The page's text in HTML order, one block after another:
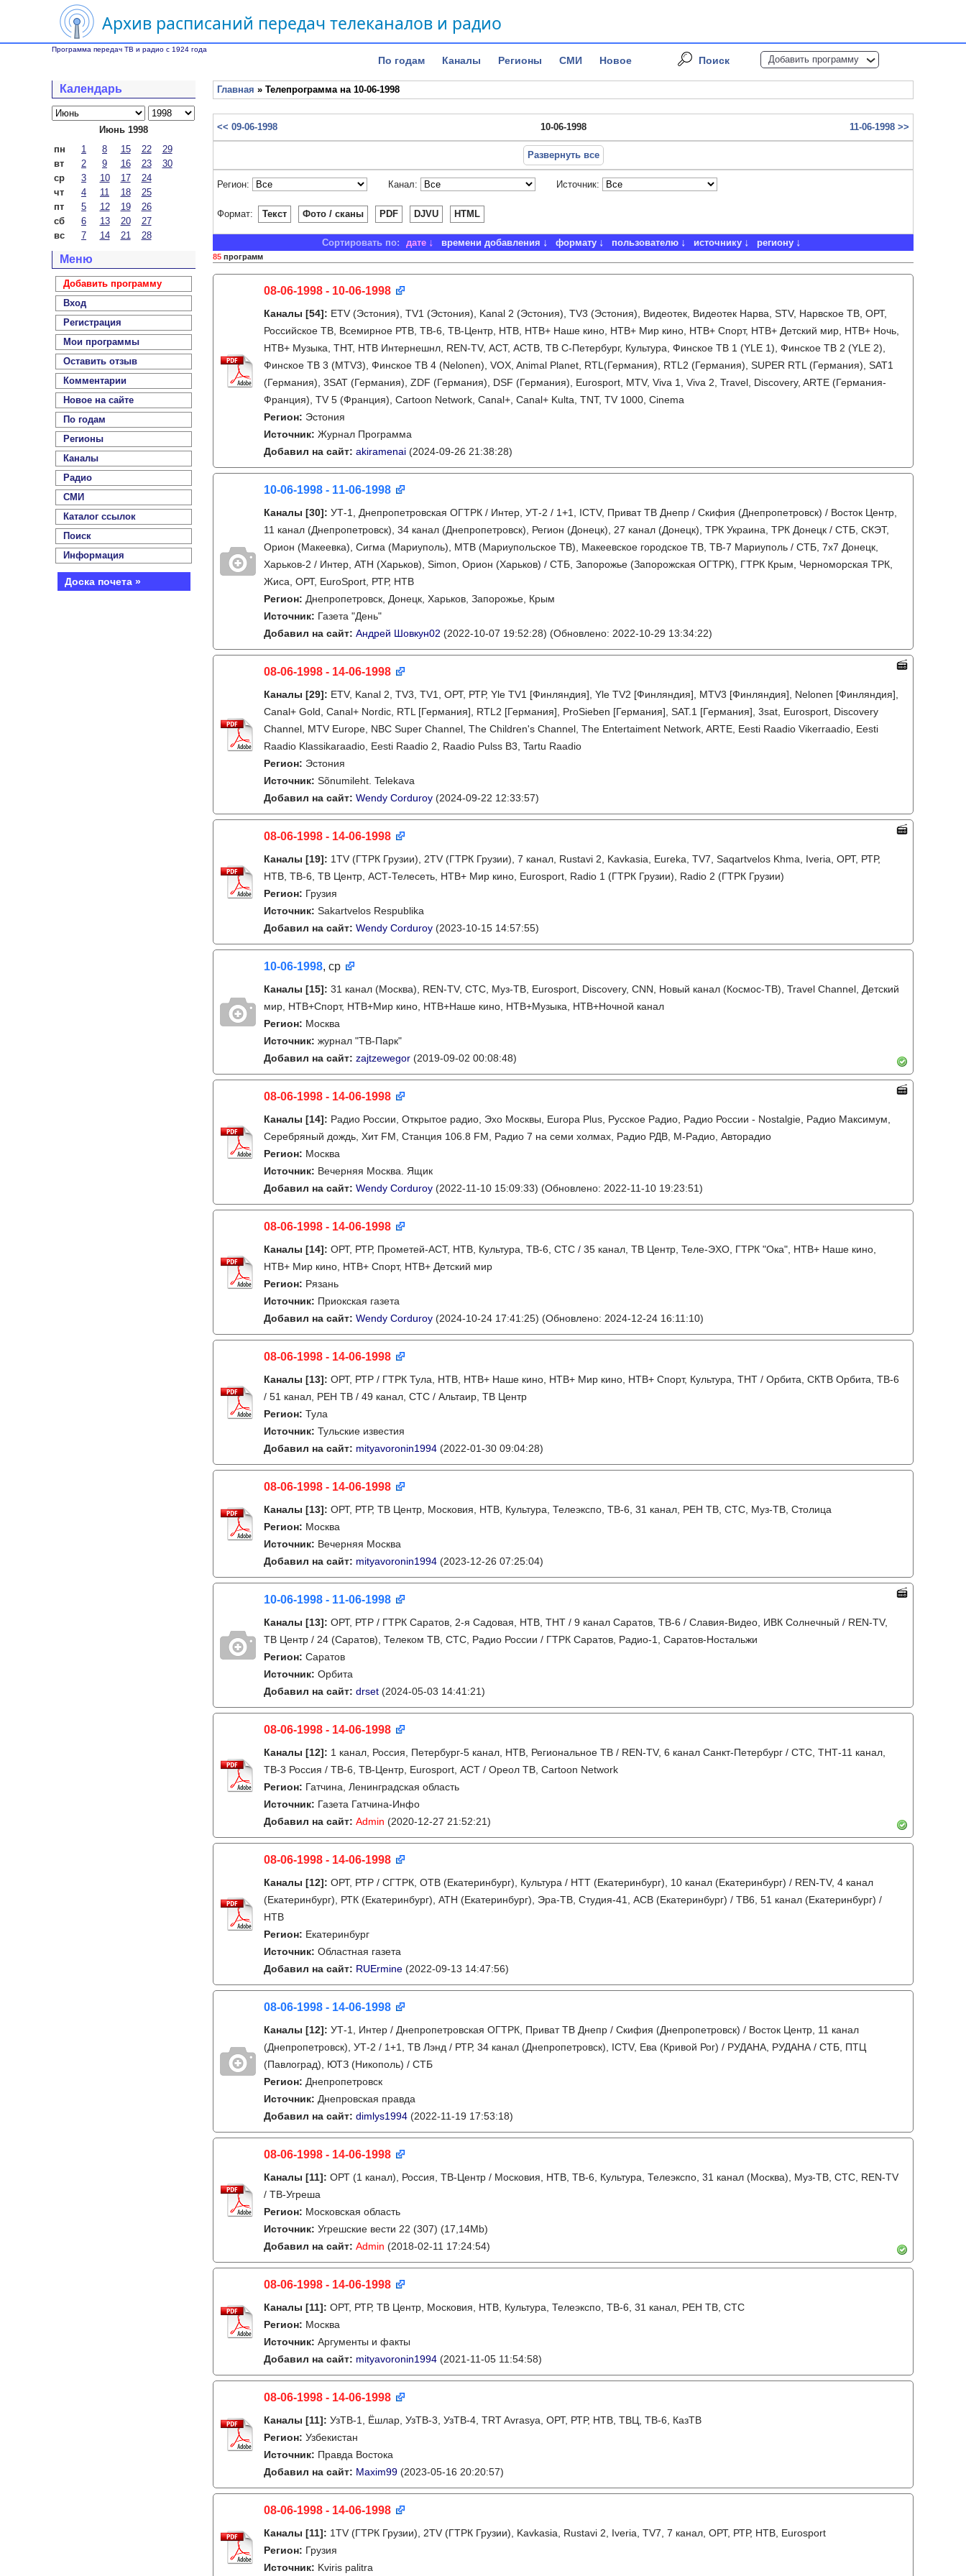
Архив расписаний передач телеканалов и радио
Программа передач ТВ и радио с 1924 года
По годам Каналы Регионы СМИ Новое Поиск Добавить программу
Календарь
Июнь 1998
пн
1 8 15 22
29
вт
2 9 16 23
30
ср
3 10 17
24
чт
4 11 18
25
пт
5 12 19
26
сб
6 13 20
27
вс
7 14 21 28
Меню
Добавить программу
Вход
Регистрация
Мои программы
Оставить отзыв
Комментарии
Новое на сайте
По годам
Регионы
Каналы
Радио
СМИ
Каталог ссылок
Поиск
Информация
Доска почета »
Главная » Телепрограмма на 10-06-1998
<< 09-06-1998 10-06-1998 11-06-1998 >>
Развернуть все
Регион: Канал: Источник:
Формат: Текст Фото / сканы PDF DJVU HTML
Сортировать по: дате времени добавления формату пользователю источнику региону
85 программ
08-06-1998 - 10-06-1998
Каналы [54]: ETV (Эстония), TV1 (Эстония), Kanal 2 (Эстония), TV3 (Эстония), Видеотек, Видеотек Нарва, STV, Нарвское ТВ, ОРТ,
Российское ТВ, Всемирное РТВ, ТВ-6, ТВ-Центр, НТВ, НТВ+ Наше кино, НТВ+ Мир кино, НТВ+ Спорт, НТВ+ Детский мир, НТВ+ Ночь,
НТВ+ Музыка, ТНТ, НТВ Интернешнл, REN-TV, АСТ, АСТВ, ТВ С-Петербург, Культура, Финское ТВ 1 (YLE 1), Финское ТВ 2 (YLE 2),
Финское ТВ 3 (MTV3), Финское ТВ 4 (Nelonen), VOX, Animal Planet, RTL(Германия), RTL2 (Германия), SUPER RTL (Германия), SAT1
(Германия), 3SAT (Германия), ZDF (Германия), DSF (Германия), Eurosport, MTV, Viva 1, Viva 2, Travel, Discovery, ARTE (Германия-
Франция), TV 5 (Франция), Cartoon Network, Canal+, Canal+ Kulta, TNT, TV 1000, Cinema
Регион: Эстония
Источник: Журнал Программа
Добавил на сайт: akiramenai (2024-09-26 21:38:28)
10-06-1998 - 11-06-1998
Каналы [30]: УТ-1, Днепропетровская ОГТРК / Интер, УТ-2 / 1+1, ICTV, Приват ТВ Днепр / Скифия (Днепропетровск) / Восток Центр,
11 канал (Днепропетровск), 34 канал (Днепропетровск), Регион (Донецк), 27 канал (Донецк), ТРК Украина, ТРК Донецк / СТБ, СКЭТ,
Орион (Макеевка), Сигма (Мариуполь), МТВ (Мариупольское ТВ), Макеевское городское ТВ, ТВ-7 Мариуполь / СТБ, 7x7 Донецк,
Харьков-2 / Интер, АТН (Харьков), Simon, Орион (Харьков) / СТБ, Запорожье (Запорожская ОГТРК), ГТРК Крым, Черноморская ТРК,
Жиса, ОРТ, EuroSport, РТР, НТВ
Регион: Днепропетровск, Донецк, Харьков, Запорожье, Крым
Источник: Газета "День"
Добавил на сайт: Андрей Шовкун02 (2022-10-07 19:52:28) (Обновлено: 2022-10-29 13:34:22)
08-06-1998 - 14-06-1998
Каналы [29]: ETV, Kanal 2, TV3, TV1, ОРТ, РТР, Yle TV1 [Финляндия], Yle TV2 [Финляндия], MTV3 [Финляндия], Nelonen [Финляндия],
Canal+ Gold, Canal+ Nordic, RTL [Германия], RTL2 [Германия], ProSieben [Германия], SAT.1 [Германия], 3sat, Eurosport, Discovery
Channel, MTV Europe, NBC Super Channel, The Children's Channel, The Entertaiment Network, ARTE, Eesti Raadio Vikerraadio, Eesti
Raadio Klassikaraadio, Eesti Raadio 2, Raadio Pulss B3, Tartu Raadio
Регион: Эстония
Источник: Sõnumileht. Telekava
Добавил на сайт: Wendy Corduroy (2024-09-22 12:33:57)
08-06-1998 - 14-06-1998
Каналы [19]: 1TV (ГТРК Грузии), 2TV (ГТРК Грузии), 7 канал, Rustavi 2, Kavkasia, Eureka, TV7, Saqartvelos Khma, Iveria, ОРТ, РТР,
НТВ, ТВ-6, ТВ Центр, АСТ-Телесеть, НТВ+ Мир кино, Eurosport, Radio 1 (ГТРК Грузии), Radio 2 (ГТРК Грузии)
Регион: Грузия
Источник: Sakartvelos Respublika
Добавил на сайт: Wendy Corduroy (2023-10-15 14:57:55)
10-06-1998, ср
Каналы [15]: 31 канал (Москва), REN-TV, СТС, Муз-ТВ, Eurosport, Discovery, CNN, Новый канал (Космос-ТВ), Travel Channel, Детский
мир, НТВ+Спорт, НТВ+Мир кино, НТВ+Наше кино, НТВ+Музыка, НТВ+Ночной канал
Регион: Москва
Источник: журнал "ТВ-Парк"
Добавил на сайт: zajtzewegor (2019-09-02 00:08:48)
08-06-1998 - 14-06-1998
Каналы [14]: Радио России, Открытое радио, Эхо Москвы, Europa Plus, Русское Радио, Радио России - Nostalgie, Радио Максимум,
Серебряный дождь, Хит FM, Станция 106.8 FM, Радио 7 на семи холмах, Радио РДВ, М-Радио, Авторадио
Регион: Москва
Источник: Вечерняя Москва. Ящик
Добавил на сайт: Wendy Corduroy (2022-11-10 15:09:33) (Обновлено: 2022-11-10 19:23:51)
08-06-1998 - 14-06-1998
Каналы [14]: ОРТ, РТР, Прометей-АСТ, НТВ, Культура, ТВ-6, СТС / 35 канал, ТВ Центр, Теле-ЭХО, ГТРК "Ока", НТВ+ Наше кино,
НТВ+ Мир кино, НТВ+ Спорт, НТВ+ Детский мир
Регион: Рязань
Источник: Приокская газета
Добавил на сайт: Wendy Corduroy (2024-10-24 17:41:25) (Обновлено: 2024-12-24 16:11:10)
08-06-1998 - 14-06-1998
Каналы [13]: ОРТ, РТР / ГТРК Тула, НТВ, НТВ+ Наше кино, НТВ+ Мир кино, НТВ+ Спорт, Культура, ТНТ / Орбита, СКТВ Орбита, ТВ-6
/ 51 канал, РЕН ТВ / 49 канал, СТС / Альтаир, ТВ Центр
Регион: Тула
Источник: Тульские известия
Добавил на сайт: mityavoronin1994 (2022-01-30 09:04:28)
08-06-1998 - 14-06-1998
Каналы [13]: ОРТ, РТР, ТВ Центр, Московия, НТВ, Культура, Телеэкспо, ТВ-6, 31 канал, РЕН ТВ, СТС, Муз-ТВ, Столица
Регион: Москва
Источник: Вечерняя Москва
Добавил на сайт: mityavoronin1994 (2023-12-26 07:25:04)
10-06-1998 - 11-06-1998
Каналы [13]: ОРТ, РТР / ГТРК Саратов, 2-я Садовая, НТВ, ТНТ / 9 канал Саратов, ТВ-6 / Славия-Видео, ИВК Солнечный / REN-TV,
ТВ Центр / 24 (Саратов), Телеком ТВ, СТС, Радио России / ГТРК Саратов, Радио-1, Саратов-Ностальжи
Регион: Саратов
Источник: Орбита
Добавил на сайт: drset (2024-05-03 14:41:21)
08-06-1998 - 14-06-1998
Каналы [12]: 1 канал, Россия, Петербург-5 канал, НТВ, Региональное ТВ / REN-TV, 6 канал Санкт-Петербург / СТС, ТНТ-11 канал,
ТВ-3 Россия / ТВ-6, ТВ-Центр, Eurosport, АСТ / Ореол ТВ, Cartoon Network
Регион: Гатчина, Ленинградская область
Источник: Газета Гатчина-Инфо
Добавил на сайт: Admin (2020-12-27 21:52:21)
08-06-1998 - 14-06-1998
Каналы [12]: ОРТ, РТР / СГТРК, ОТВ (Екатеринбург), Культура / НТТ (Екатеринбург), 10 канал (Екатеринбург) / REN-TV, 4 канал
(Екатеринбург), РТК (Екатеринбург), АТН (Екатеринбург), Эра-ТВ, Студия-41, АСВ (Екатеринбург) / ТВ6, 51 канал (Екатеринбург) /
НТВ
Регион: Екатеринбург
Источник: Областная газета
Добавил на сайт: RUErmine (2022-09-13 14:47:56)
08-06-1998 - 14-06-1998
Каналы [12]: УТ-1, Интер / Днепропетровская ОГТРК, Приват ТВ Днепр / Скифия (Днепропетровск) / Восток Центр, 11 канал
(Днепропетровск), УТ-2 / 1+1, ТВ Лэнд / РТР, 34 канал (Днепропетровск), ICTV, Ева (Кривой Рог) / РУДАНА, РУДАНА / СТБ, ПТЦ
(Павлоград), ЮТЗ (Никополь) / СТБ
Регион: Днепропетровск
Источник: Днепровская правда
Добавил на сайт: dimlys1994 (2022-11-19 17:53:18)
08-06-1998 - 14-06-1998
Каналы [11]: ОРТ (1 канал), Россия, ТВ-Центр / Московия, НТВ, ТВ-6, Культура, Телеэкспо, 31 канал (Москва), Муз-ТВ, СТС, REN-TV
/ ТВ-Угреша
Регион: Московская область
Источник: Угрешские вести 22 (307) (17,14Mb)
Добавил на сайт: Admin (2018-02-11 17:24:54)
08-06-1998 - 14-06-1998
Каналы [11]: ОРТ, РТР, ТВ Центр, Московия, НТВ, Культура, Телеэкспо, ТВ-6, 31 канал, РЕН ТВ, СТС
Регион: Москва
Источник: Аргументы и факты
Добавил на сайт: mityavoronin1994 (2021-11-05 11:54:58)
08-06-1998 - 14-06-1998
Каналы [11]: УзТВ-1, Ëшлар, УзТВ-3, УзТВ-4, TRT Avrasya, ОРТ, РТР, НТВ, ТВЦ, ТВ-6, КазТВ
Регион: Узбекистан
Источник: Правда Востока
Добавил на сайт: Maxim99 (2023-05-16 20:20:57)
08-06-1998 - 14-06-1998
Каналы [11]: 1TV (ГТРК Грузии), 2TV (ГТРК Грузии), Kavkasia, Rustavi 2, Iveria, TV7, 7 канал, ОРТ, РТР, НТВ, Eurosport
Регион: Грузия
Источник: Kviris palitra